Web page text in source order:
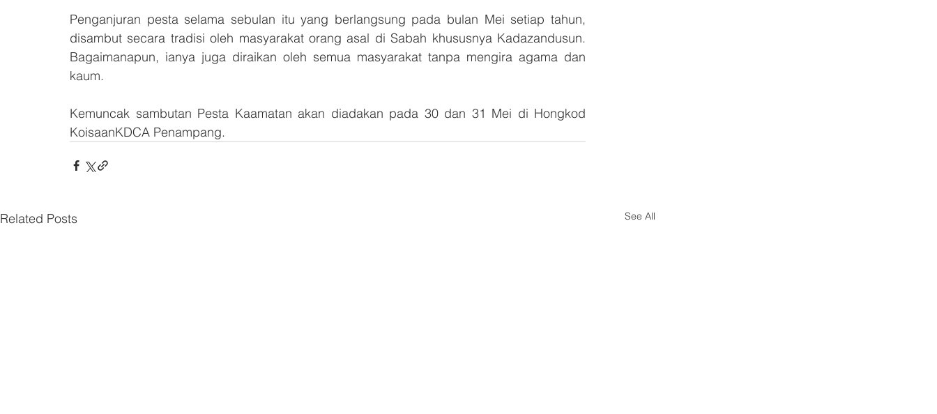
Penganjuran pesta selama sebulan itu yang berlangsung pada bulan Mei setiap tahun,
disambut secara tradisi oleh masyarakat orang asal di Sabah khususnya Kadazandusun.
Bagaimanapun, ianya juga diraikan oleh semua masyarakat tanpa mengira agama dan
kaum.
Kemuncak sambutan Pesta Kaamatan akan diadakan pada 30 dan 31 Mei di Hongkod
KoisaanKDCA Penampang.
Related Posts See All